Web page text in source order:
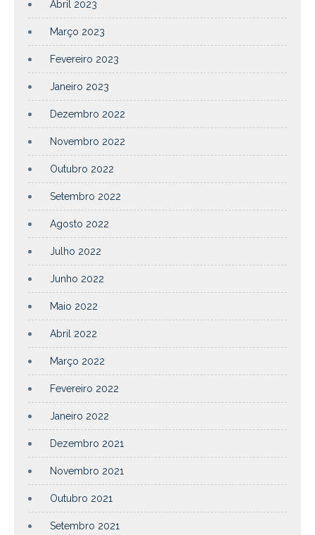
Abril 2023
Março 2023
Fevereiro 2023
Janeiro 2023
Dezembro 2022
Novembro 2022
Outubro 2022
Setembro 2022
Agosto 2022
Julho 2022
Junho 2022
Maio 2022
Abril 2022
Março 2022
Fevereiro 2022
Janeiro 2022
Dezembro 2021
Novembro 2021
Outubro 2021
Setembro 2021